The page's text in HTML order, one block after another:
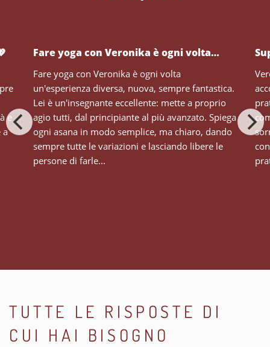
Fare yoga con Veronika è ogni volta…
Fare yoga con Veronika è ogni volta
un'esperienza diversa, nuova, sempre fantastica.
Lei è un'insegnante eccellente: mette a proprio
agio tutti, dal principiante al più avanzato. Spiega
ogni asana in modo semplice, ma chiaro, dando
sempre tutte le variazioni e lasciando libere le
persone di farle...
e
a
TUTTE LE RISPOSTE DI
CUI HAI BISOGNO